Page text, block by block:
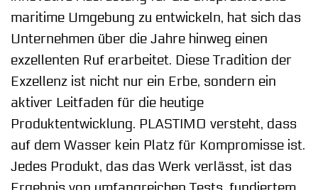
maritime Umgebung zu entwickeln, hat sich das
Unternehmen über die Jahre hinweg einen
exzellenten Ruf erarbeitet. Diese Tradition der
Exzellenz ist nicht nur ein Erbe, sondern ein
aktiver Leitfaden für die heutige
Produktentwicklung. PLASTIMO versteht, dass
auf dem Wasser kein Platz für Kompromisse ist.
Jedes Produkt, das das Werk verlässt, ist das